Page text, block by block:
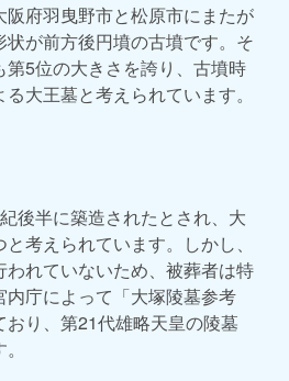
阪府羽曳野市と松原市にまたが
状が前方後円墳の古墳です。そ
5位の大きさを誇り、古墳時
大王墓と考えられています。
後半に築造されたとされ、大
考えられています。しかし、
れていないため、被葬者は特
庁によって「大塚陵墓参考
り、第21代雄略天皇の陵墓